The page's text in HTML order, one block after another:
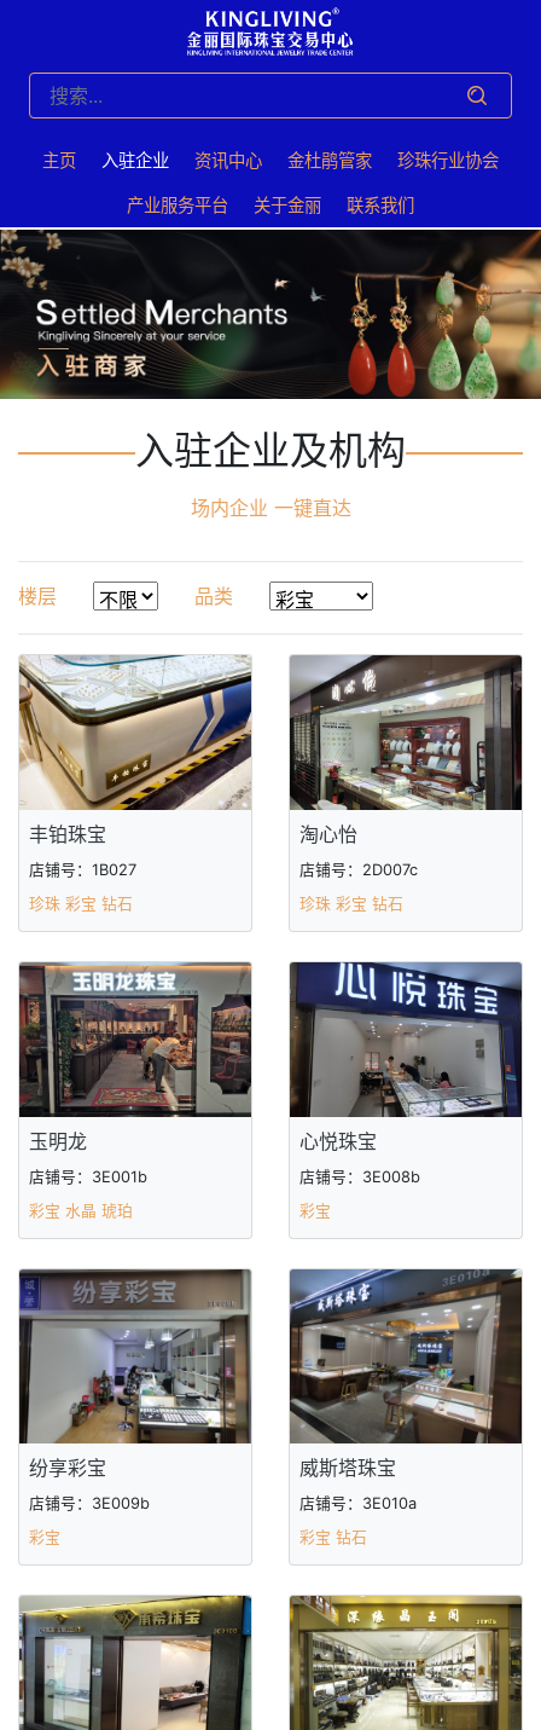
主页 入驻企业 资讯中心 ⾦杜鹃管家 珍珠⾏业协会
产业服务平台 关于⾦丽 联系我们
入驻企业及机构
场内企业 一键直达
楼层 品类
丰铂珠宝
店铺号：1B027
珍珠 彩宝 钻石
淘心怡
店铺号：2D007c
珍珠 彩宝 钻石
玉明龙
店铺号：3E001b
彩宝 水晶 琥珀
心悦珠宝
店铺号：3E008b
彩宝
纷享彩宝
店铺号：3E009b
彩宝
威斯塔珠宝
店铺号：3E010a
彩宝 钻石